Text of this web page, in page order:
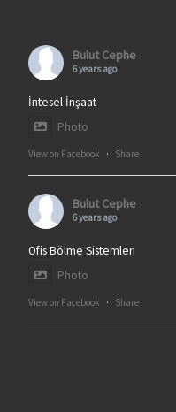
Bulut Cephe
6 years ago
İntesel İnşaat
Photo
View on Facebook · Share
Bulut Cephe
6 years ago
Ofis Bölme Sistemleri
Photo
View on Facebook · Share